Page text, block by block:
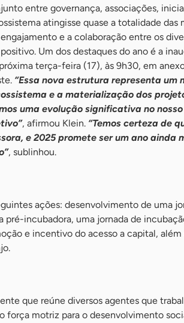
entre governança, associações,
atingisse quase a totalidade das
e a colaboração entre os
Um dos destaques do ano é a
terça-feira (17), às 9h30, em
“Essa nova estrutura representa um
e a materialização dos
uma evolução significativa no
, afirmou Klein. “Temos certeza de
e 2025 promete ser um ano ainda
, sublinhou.
ações: desenvolvimento de uma
pré-incubadora, uma jornada de
e incentivo do acesso a capital,
que reúne diversos agentes que
força motriz para o desenvolvimento